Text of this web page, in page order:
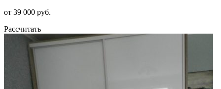
от 39 000 руб.
Рассчитать